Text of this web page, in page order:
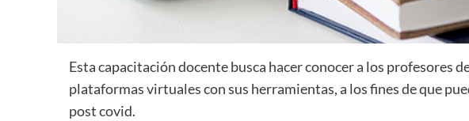
Esta capacitación docente busca hacer conocer a los profesores
plataformas virtuales con sus herramientas, a los fines de que
post covid.